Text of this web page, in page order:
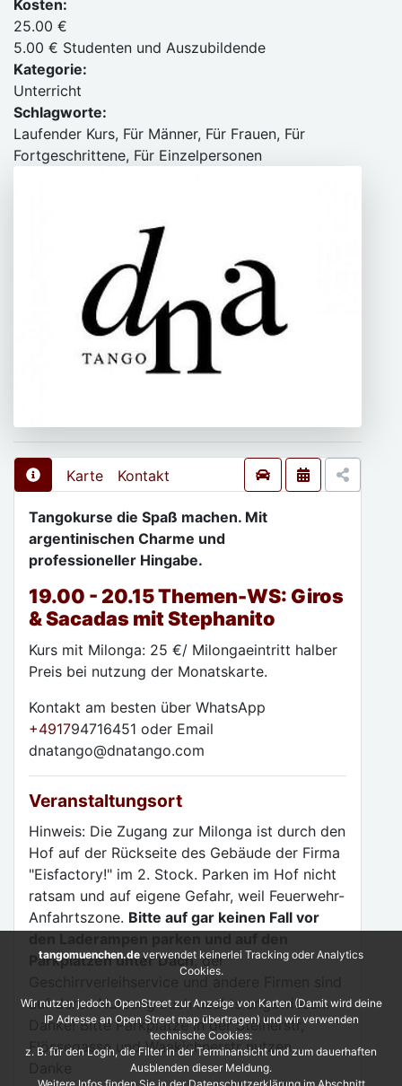
Kosten:
25.00 €
5.00 € Studenten und Auszubildende
Kategorie:
Unterricht
Schlagworte:
Laufender Kurs, Für Männer, Für Frauen, Für
Fortgeschrittene, Für Einzelpersonen
Karte Kontakt
Tangokurse die Spaß machen. Mit
argentinischen Charme und
professioneller Hingabe.
19.00 - 20.15 Themen-WS: Giros
& Sacadas mit Stephanito
Kurs mit Milonga: 25 €/ Milongaeintritt halber
Preis bei nutzung der Monatskarte.
Kontakt am besten über WhatsApp
+491794716451 oder Email
dnatango@dnatango.com
Veranstaltungsort
Hinweis: Die Zugang zur Milonga ist durch den
Hof auf der Rückseite des Gebäude der Firma
"Eisfactory!" im 2. Stock. Parken im Hof nicht
ratsam und auf eigene Gefahr, weil Feuerwehr-
Anfahrtszone. Bitte auf gar keinen Fall vor
Parkplätzen unter Dach, der
auf deren Nutzung auch nachts angewiesen.
Danke! Bitte Parkplätze in der Steinerstr,
Flössegasse und Waakichnerstr nutzen.
tangomuenchen.de verwendet keinerlei Tracking oder Analytics
Cookies.
Wir nutzen jedoch OpenStreet zur Anzeige von Karten (Damit wird deine
IP Adresse an Open Street map übertragen) und wir verwenden
technische Cookies:
z. B. für den Login, die Filter in der Terminansicht und zum dauerhaften
Ausblenden dieser Meldung.